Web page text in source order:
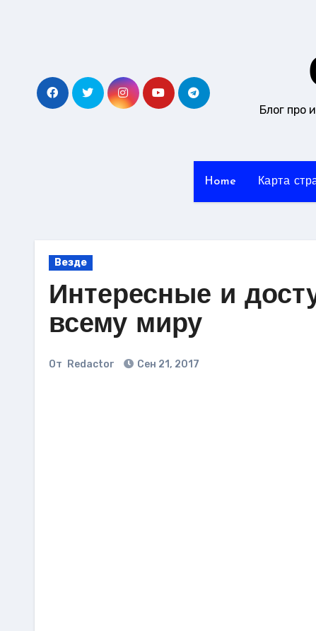
Блог про
Home Карта
Везде
Интересные и
всему миру
От Redactor Сен 21, 2017